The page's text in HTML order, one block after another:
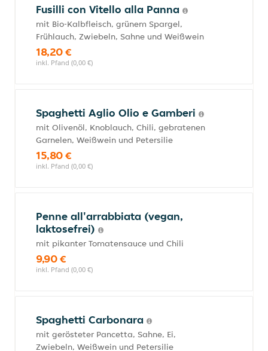
Fusilli con Vitello alla Panna
mit Bio-Kalbfleisch, grünem Spargel,
Frühlauch, Zwiebeln, Sahne und Weißwein
18,20 €
inkl. Pfand (0,00 €)
Spaghetti Aglio Olio e Gamberi
mit Olivenöl, Knoblauch, Chili, gebratenen
Garnelen, Weißwein und Petersilie
15,80 €
inkl. Pfand (0,00 €)
Penne all'arrabbiata (vegan,
laktosefrei)
mit pikanter Tomatensauce und Chili
9,90 €
inkl. Pfand (0,00 €)
Spaghetti Carbonara
mit gerösteter Pancetta, Sahne, Ei,
Zwiebeln, Weißwein und Petersilie